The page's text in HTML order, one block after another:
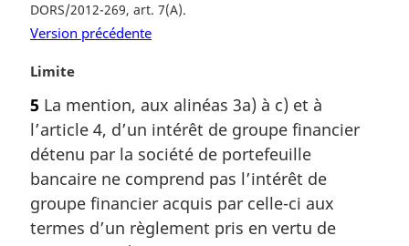
DORS/2012-269, art. 7(A)
Version précédente
N
t
e
m
a
r
g
i
Limite
5 La mention, aux alinéas 3a) à c) et à
l’article 4, d’un intérêt de groupe financier
détenu par la société de portefeuille
bancaire ne comprend pas l’intérêt de
groupe financier acquis par celle-ci aux
termes d’un règlement pris en vertu de